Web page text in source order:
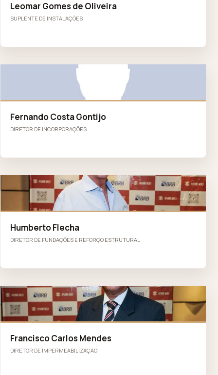
Leomar Gomes de Oliveira
SUPLENTE DE INSTALAÇÕES
Fernando Costa Gontijo
DIRETOR DE INCORPORAÇÕES
HF
Humberto Flecha
DIRETOR DE FUNDAÇÕES E REFORÇO ESTRUTURAL
FC
Francisco Carlos Mendes
DIRETOR DE IMPERMEABILIZAÇÃO